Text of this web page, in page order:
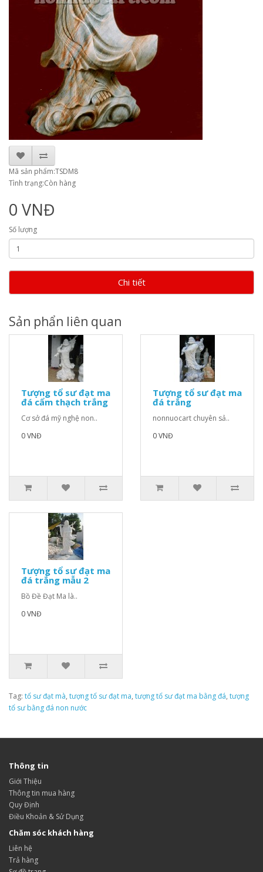
Mã sản phẩm:TSDM8
Tình trạng:Còn hàng
0 VNĐ
Số lượng
Chi tiết
Sản phẩn liên quan
Tượng tổ sư đạt ma
đá cẩm thạch trắng
Cơ sở đá mỹ nghệ non..
0 VNĐ
Tượng tổ sư đạt ma
đá trắng
nonnuocart chuyên sả..
0 VNĐ
Tượng tổ sư đạt ma
đá trắng mẫu 2
Bồ Đề Đạt Ma là..
0 VNĐ
Tag: tổ sư đạt mà, tượng tổ sư đạt ma, tượng tổ sư đạt ma bằng đá, tượng
tổ sư bằng đá non nước
Thông tin
Giới Thiệu
Thông tin mua hàng
Quy Định
Điều Khoản & Sử Dụng
Chăm sóc khách hàng
Liên hệ
Trả hàng